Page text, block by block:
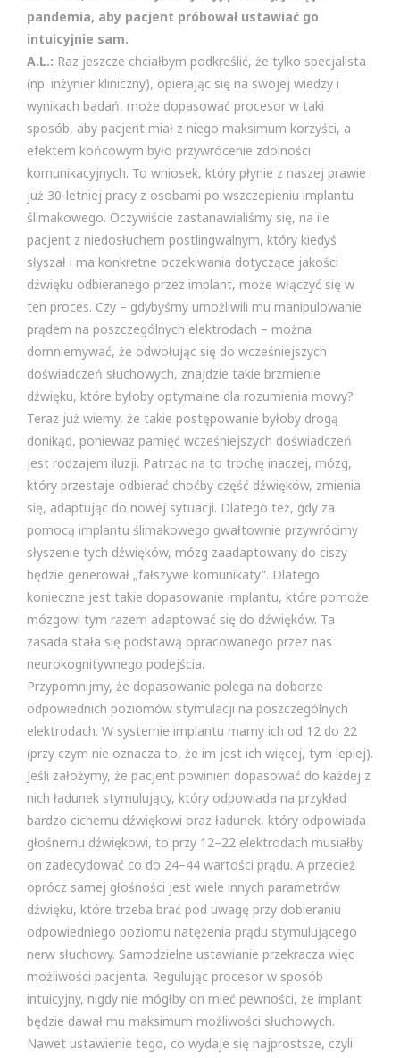
pandemia, aby pacjent próbował ustawiać go
intuicyjnie sam.
A.L.: Raz jeszcze chciałbym podkreślić, że tylko specjalista
(np. inżynier kliniczny), opierając się na swojej wiedzy i
wynikach badań, może dopasować procesor w taki
sposób, aby pacjent miał z niego maksimum korzyści, a
efektem końcowym było przywrócenie zdolności
komunikacyjnych. To wniosek, który płynie z naszej prawie
już 30-letniej pracy z osobami po wszczepieniu implantu
ślimakowego. Oczywiście zastanawialiśmy się, na ile
pacjent z niedosłuchem postlingwalnym, który kiedyś
słyszał i ma konkretne oczekiwania dotyczące jakości
dźwięku odbieranego przez implant, może włączyć się w
ten proces. Czy – gdybyśmy umożliwili mu manipulowanie
prądem na poszczególnych elektrodach – można
domniemywać, że odwołując się do wcześniejszych
doświadczeń słuchowych, znajdzie takie brzmienie
dźwięku, które byłoby optymalne dla rozumienia mowy?
Teraz już wiemy, że takie postępowanie byłoby drogą
donikąd, ponieważ pamięć wcześniejszych doświadczeń
jest rodzajem iluzji. Patrząc na to trochę inaczej, mózg,
który przestaje odbierać choćby część dźwięków, zmienia
się, adaptując do nowej sytuacji. Dlatego też, gdy za
pomocą implantu ślimakowego gwałtownie przywrócimy
słyszenie tych dźwięków, mózg zaadaptowany do ciszy
będzie generował „fałszywe komunikaty”. Dlatego
konieczne jest takie dopasowanie implantu, które pomoże
mózgowi tym razem adaptować się do dźwięków. Ta
zasada stała się podstawą opracowanego przez nas
neurokognitywnego podejścia.
Przypomnijmy, że dopasowanie polega na doborze
odpowiednich poziomów stymulacji na poszczególnych
elektrodach. W systemie implantu mamy ich od 12 do 22
(przy czym nie oznacza to, że im jest ich więcej, tym lepiej).
Jeśli założymy, że pacjent powinien dopasować do każdej z
nich ładunek stymulujący, który odpowiada na przykład
bardzo cichemu dźwiękowi oraz ładunek, który odpowiada
głośnemu dźwiękowi, to przy 12–22 elektrodach musiałby
on zadecydować co do 24–44 wartości prądu. A przecież
oprócz samej głośności jest wiele innych parametrów
dźwięku, które trzeba brać pod uwagę przy dobieraniu
odpowiedniego poziomu natężenia prądu stymulującego
nerw słuchowy. Samodzielne ustawianie przekracza więc
możliwości pacjenta. Regulując procesor w sposób
intuicyjny, nigdy nie mógłby on mieć pewności, że implant
będzie dawał mu maksimum możliwości słuchowych.
Nawet ustawienie tego, co wydaje się najprostsze, czyli